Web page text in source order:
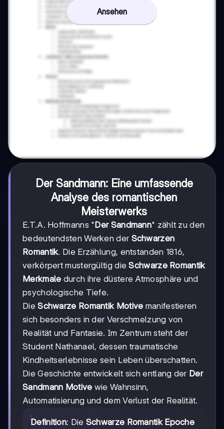
Ansehen
Der Sandmann: Eine umfassende
Analyse des romantischen
Meisterwerks
E.T.A. Hoffmanns " Der Sandmann" zählt zu den
bedeutendsten Werken der Schwarzen
Romantik. Die Erzählung, entstanden 1816,
verkörpert mustergültig dieSchwarze Romantik
Merkmale durch ihre düstere Atmosphäre und
psychologische Tiefe.
DieSchwarze Romantik Motive manifestieren
sich besonders in der Verschmelzung von
Realität und Fantasie. Im Zentrum steht der
Student Nathanael, dessen traumatische
Kindheitserlebnisse sein Leben überschatten.
Die Geschichte entwickelt sich entlang der Der
Sandmann Motive wie Wahnsinn,
Automatisierung und dem Verlust der Realität.
Definition: Die Schwarze Romantik Epoche